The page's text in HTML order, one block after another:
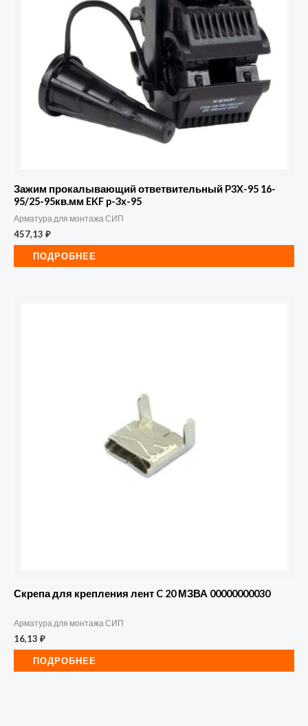
Зажим прокалывающий ответвительный P3X-95 16-
95/25-95кв.мм EKF p-3x-95
Арматура для монтажа СИП
457,13 ₽
ПОДРОБНЕЕ
Скрепа для крепления лент C 20 МЗВА 00000000030
Арматура для монтажа СИП
16,13 ₽
ПОДРОБНЕЕ